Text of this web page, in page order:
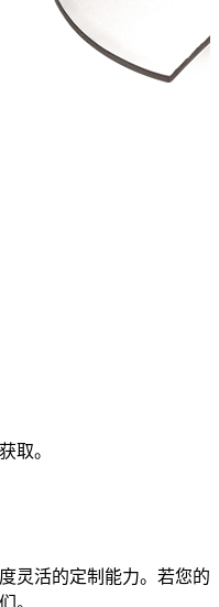
取。
灵活的定制能力。若您的
。